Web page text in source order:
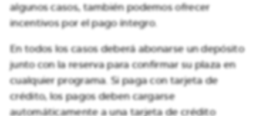
algunos casos, también podemos ofrecer
incentivos por el pago íntegro.
En todos los casos deberá abonarse un depósito
junto con la reserva para confirmar su plaza en
cualquier programa. Si paga con tarjeta de
crédito, los pagos deben cargarse
automáticamente a una tarjeta de crédito